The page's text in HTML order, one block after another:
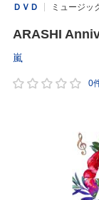
ＤＶＤ ミュージッ
ARASHI
嵐
0